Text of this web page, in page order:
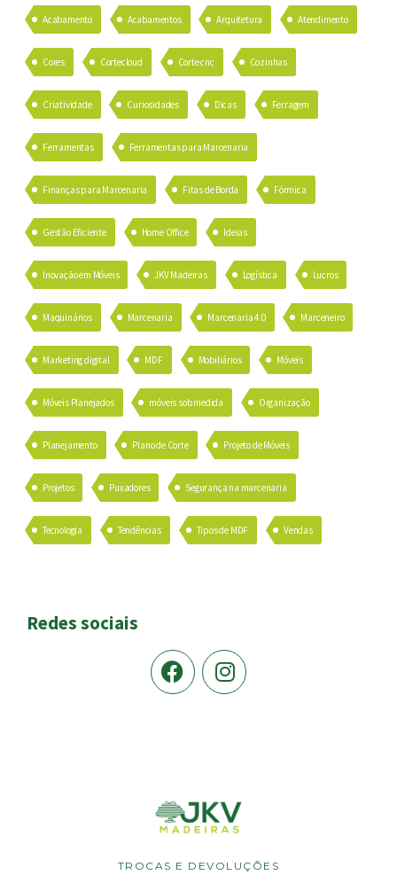
Acabamento Acabamentos Arquitetura Atendimento
Cores Cortecloud Corte cnc Cozinhas
Criatividade Curiosidades Dicas Ferragem
Ferramentas Ferramentas para Marcenaria
Finanças para Marcenaria Fitas de Borda Fórmica
Gestão Eficiente Home Office Ideias
Inovação em Móveis JKV Madeiras Logística Lucros
Maquinários Marcenaria Marcenaria 4.0 Marceneiro
Marketing digital MDF Mobiliários Móveis
Móveis Planejados móveis sob medida Organização
Planejamento Plano de Corte Projeto de Móveis
Projetos Puxadores Segurança na marcenaria
Tecnologia Tendências Tipos de MDF Vendas
Redes sociais
TROCAS E DEVOLUÇÕES